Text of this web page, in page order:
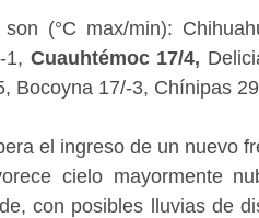
(°C max/min):
1, Cuauhtémoc 17/4,
Bocoyna 17/-3, Chínipas
el ingreso de un nuevo
cielo mayormente
con posibles lluvias de